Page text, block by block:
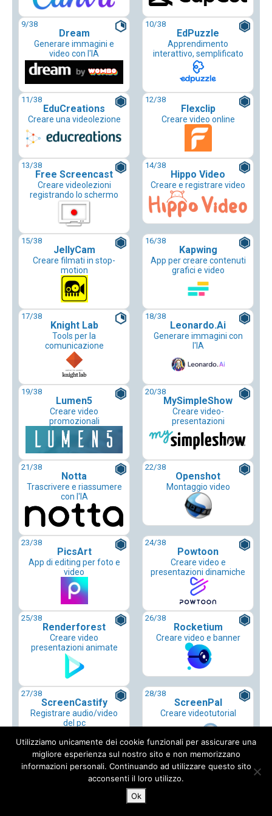
9/38
Dream
Generare immagini e
video con l'IA
10/38
EdPuzzle
Apprendimento
interattivo, semplificato
11/38
EduCreations
Creare una videolezione
12/38
Flexclip
Creare video online
13/38
Free Screencast
Creare videolezioni
registrando lo schermo
14/38
Hippo Video
Creare e registrare video
15/38
JellyCam
Creare filmati in stop-
motion
16/38
Kapwing
App per creare contenuti
grafici e video
17/38
Knight Lab
Tools per la
comunicazione
18/38
Leonardo.Ai
Generare immagini con
l'IA
19/38
Lumen5
Creare video
promozionali
20/38
MySimpleShow
Creare video-
presentazioni
21/38
Notta
Trascrivere e riassumere
con l'IA
22/38
Openshot
Montaggio video
23/38
PicsArt
App di editing per foto e
video
24/38
Powtoon
Creare video e
presentazioni dinamiche
25/38
Renderforest
Creare video
presentazioni animate
26/38
Rocketium
Creare video e banner
27/38
ScreenCastify
Registrare audio/video
del pc
28/38
ScreenPal
Creare videotutorial
29/38
Spotify for
30/38
Ted-Ed
Utilizziamo unicamente dei cookie funzionali per assicurare una
migliore esperienza sul nostro sito e non memorizzano
informazioni personali. Continuando ad utilizzare questo sito
acconsenti il loro utilizzo.
Ok